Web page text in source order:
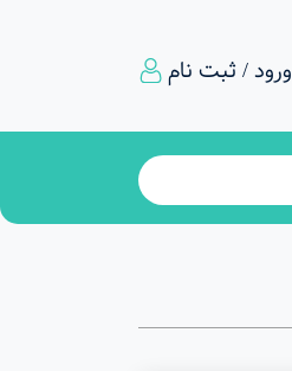
ورود / ثبت نام